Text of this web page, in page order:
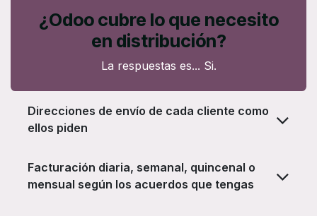
¿Odoo cubre lo que necesito
en distribución?
La respuestas es... Si.
Direcciones de envío de cada cliente como
ellos piden
Facturación diaria, semanal, quincenal o
mensual según los acuerdos que tengas